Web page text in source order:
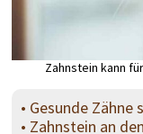
Zahnstein kann
• Gesunde
• Zahnstein an